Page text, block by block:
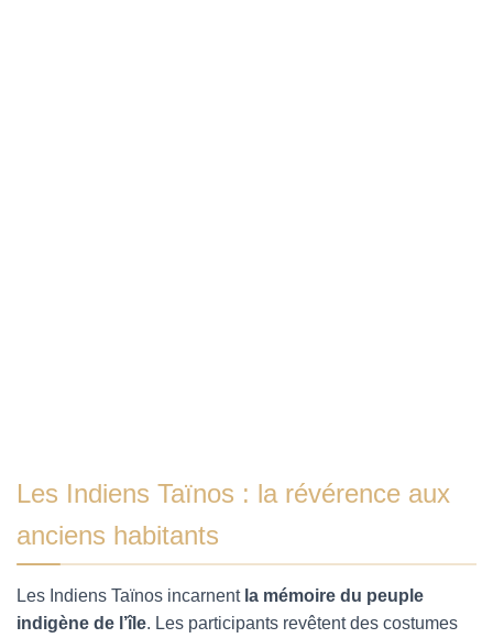
Les Indiens Taïnos : la révérence aux
anciens habitants
Les Indiens Taïnos incarnentla mémoire du peuple
indigène de l’île. Les participants revêtent des costumes